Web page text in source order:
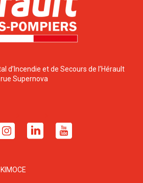
d’Incendie et de Secours de l’Hérault
Supernova